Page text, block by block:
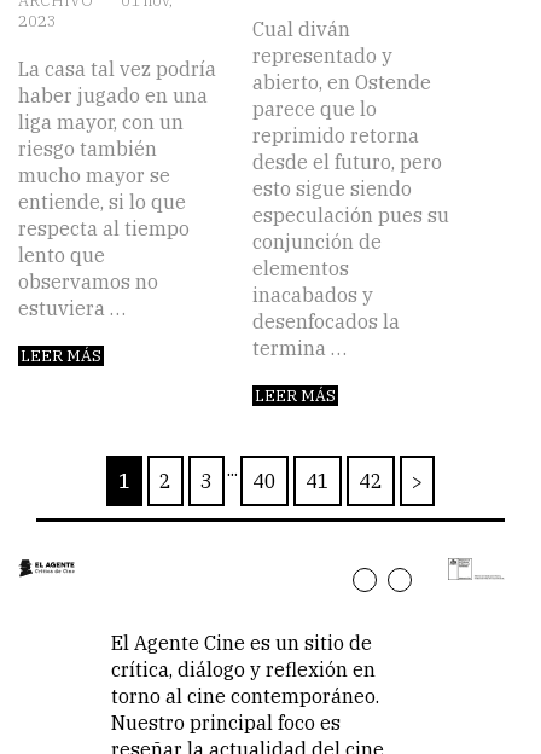
2023
La casa tal vez podría
haber jugado en una
liga mayor, con un
riesgo también
mucho mayor se
entiende, si lo que
respecta al tiempo
lento que
observamos no
estuviera …
LEER MÁS
Cual diván
representado y
abierto, en Ostende
parece que lo
reprimido retorna
desde el futuro, pero
esto sigue siendo
especulación pues su
conjunción de
elementos
inacabados y
desenfocados la
termina …
LEER MÁS
1 2 3 ... 40 41 42 >
El Agente Cine es un sitio de
crítica, diálogo y reflexión en
torno al cine contemporáneo.
Nuestro principal foco es
reseñar la actualidad del cine